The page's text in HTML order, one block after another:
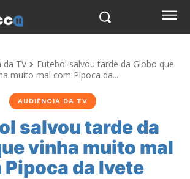
da TV
Futebol salvou tarde da Globo que
muito mal com Pipoca da...
AUDIÊNCIA DA TV
salvou tarde da
vinha muito mal
Pipoca da Ivete